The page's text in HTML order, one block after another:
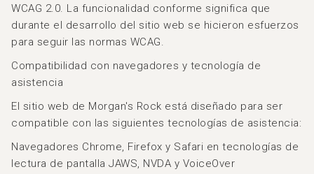
WCAG 2.0. La funcionalidad conforme significa que
durante el desarrollo del sitio web se hicieron esfuerzos
para seguir las normas WCAG.
Compatibilidad con navegadores y tecnología de
asistencia
El sitio web de Morgan's Rock está diseñado para ser
compatible con las siguientes tecnologías de asistencia:
Navegadores Chrome, Firefox y Safari en tecnologías de
lectura de pantalla JAWS, NVDA y VoiceOver